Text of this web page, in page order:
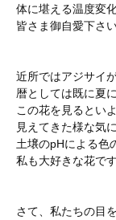
体に堪える温度変
皆さま御自愛下さい
近所ではアジサイ
暦としては既に夏
この花を見るとい
見えてきた様な気
土壌のpHによる色
私も大好きな花です
さて、私たちの目